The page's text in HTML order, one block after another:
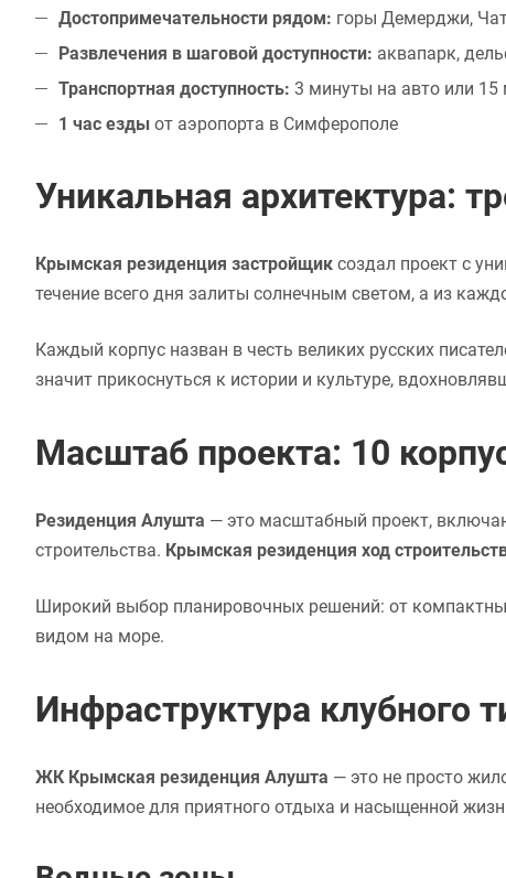
Достопримечательности рядом: горы Демерджи,
Развлечения в шаговой доступности: аквапарк,
Транспортная доступность: 3 минуты на авто или
1 час езды от аэропорта в Симферополе
Уникальная архитектура:
Крымская резиденция застройщик создал проект с
течение всего дня залиты солнечным светом, а из
Каждый корпус назван в честь великих русских
значит прикоснуться к истории и культуре,
Масштаб проекта: 10
Резиденция Алушта — это масштабный проект,
строительства. Крымская резиденция ход
Широкий выбор планировочных решений: от
видом на море.
Инфраструктура клубного
ЖК Крымская резиденция Алушта — это не просто
необходимое для приятного отдыха и насыщенной